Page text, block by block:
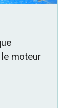
moteur